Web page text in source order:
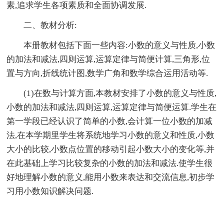
素,追求学生各项素质和全面协调发展.
二、教材分析:
本册教材包括下面一些内容:小数的意义与性质,小数
的加法和减法,四则运算,运算定律与简便计算,三角形,位
置与方向,折线统计图,数学广角和数学综合运用活动等.
(1)在数与计算方面,本教材安排了小数的意义与性质,
小数的加法和减法,四则运算,运算定律与简便运算.学生在
第一学段已经认识了简单的小数,会计算一位小数的加减
法,在本学期里学生将系统地学习小数的意义和性质,小数
大小的比较,小数点位置的移动引起小数大小的变化等,并
在此基础上学习比较复杂的小数的加法和减法.使学生很
好地理解小数的意义,能用小数来表达和交流信息,初步学
习用小数知识解决问题.